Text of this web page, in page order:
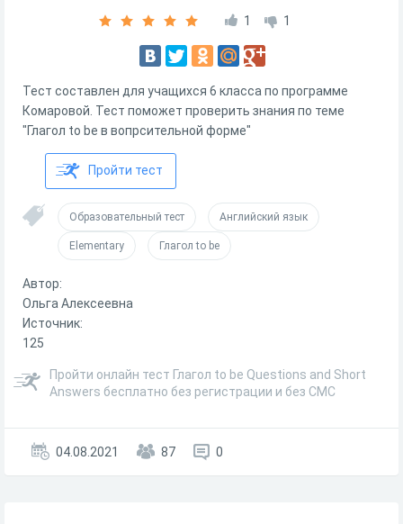
1 1
Тест составлен для учащихся 6 класса по программе
Комаровой. Тест поможет проверить знания по теме
"Глагол to be в вопрсительной форме"
Пройти тест
Образовательный тест Английский язык
Elementary Глагол to be
Автор:
Ольга Алексеевна
Источник:
125
Пройти онлайн тест Глагол to be Questions and Short
Answers бесплатно без регистрации и без СМС
04.08.2021 87 0